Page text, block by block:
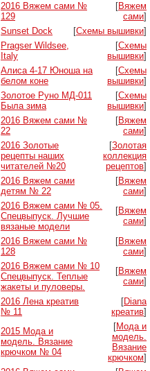
2016 Вяжем сами №
129
[Вяжем
сами]
Sunset Dock
[Схемы вышивки]
Pragser Wildsee,
Italy
[Схемы
вышивки]
Алиса 4-17 Юноша на
белом коне
[Схемы
вышивки]
Золотое Руно МД-011
Была зима
[Схемы
вышивки]
2016 Вяжем сами №
22
[Вяжем
сами]
2016 Золотые
рецепты наших
читателей №20
[Золотая
коллекция
рецептов]
2016 Вяжем сами
детям № 22
[Вяжем
сами]
2016 Вяжем сами № 05.
Спецвыпуск. Лучшие
вязаные модели
[Вяжем
сами]
2016 Вяжем сами №
128
[Вяжем
сами]
2016 Вяжем сами № 10
Спецвыпуск. Теплые
жакеты и пуловеры.
[Вяжем
сами]
2016 Лена креатив
№ 11
[Diana
креатив]
2015 Мода и
модель. Вязание
крючком № 04
[Мода и
модель.
Вязание
крючком]